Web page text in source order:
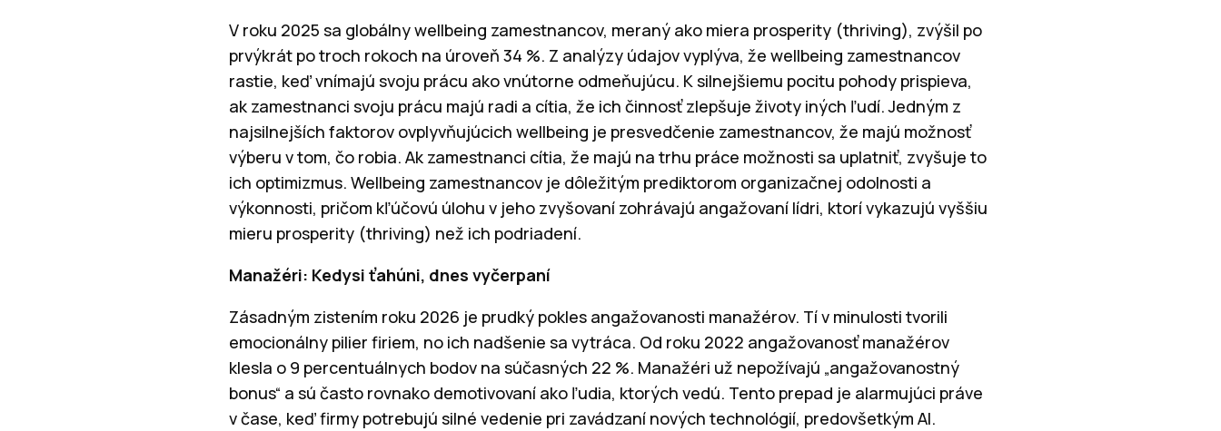
V roku 2025 sa globálny wellbeing zamestnancov, meraný ako miera prosperity (thriving), zvýšil po
prvýkrát po troch rokoch na úroveň 34 %. Z analýzy údajov vyplýva, že wellbeing zamestnancov
rastie, keď vnímajú svoju prácu ako vnútorne odmeňujúcu. K silnejšiemu pocitu pohody prispieva,
ak zamestnanci svoju prácu majú radi a cítia, že ich činnosť zlepšuje životy iných ľudí. Jedným z
najsilnejších faktorov ovplyvňujúcich wellbeing je presvedčenie zamestnancov, že majú možnosť
výberu v tom, čo robia. Ak zamestnanci cítia, že majú na trhu práce možnosti sa uplatniť, zvyšuje to
ich optimizmus. Wellbeing zamestnancov je dôležitým prediktorom organizačnej odolnosti a
výkonnosti, pričom kľúčovú úlohu v jeho zvyšovaní zohrávajú angažovaní lídri, ktorí vykazujú vyššiu
mieru prosperity (thriving) než ich podriadení.
Manažéri: Kedysi ťahúni, dnes vyčerpaní
Zásadným zistením roku 2026 je prudký pokles angažovanosti manažérov. Tí v minulosti tvorili
emocionálny pilier firiem, no ich nadšenie sa vytráca. Od roku 2022 angažovanosť manažérov
klesla o 9 percentuálnych bodov na súčasných 22 %. Manažéri už nepožívajú „angažovanostný
bonus“ a sú často rovnako demotivovaní ako ľudia, ktorých vedú. Tento prepad je alarmujúci práve
v čase, keď firmy potrebujú silné vedenie pri zavádzaní nových technológií, predovšetkým AI.